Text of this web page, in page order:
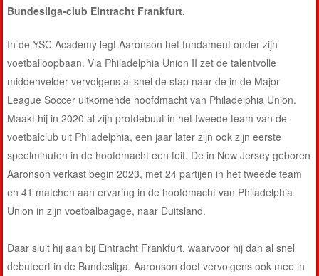
Bundesliga-club Eintracht Frankfurt.
In de YSC Academy legt Aaronson het fundament onder zijn
voetballoopbaan. Via Philadelphia Union II zet de talentvolle
middenvelder vervolgens al snel de stap naar de in de Major
League Soccer uitkomende hoofdmacht van Philadelphia Union.
Maakt hij in 2020 al zijn profdebuut in het tweede team van de
voetbalclub uit Philadelphia, een jaar later zijn ook zijn eerste
speelminuten in de hoofdmacht een feit. De in New Jersey geboren
Aaronson verkast begin 2023, met 24 partijen in het tweede team
en 41 matchen aan ervaring in de hoofdmacht van Philadelphia
Union in zijn voetbalbagage, naar Duitsland.
Daar sluit hij aan bij Eintracht Frankfurt, waarvoor hij dan al snel
debuteert in de Bundesliga. Aaronson doet vervolgens ook mee in